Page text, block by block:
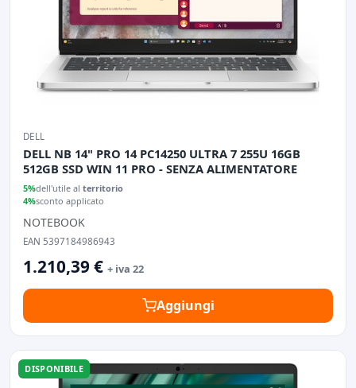
DELL
DELL NB 14" PRO 14 PC14250 ULTRA 7 255U 16GB
512GB SSD WIN 11 PRO - SENZA ALIMENTATORE
5%dell'utile al territorio
4%sconto applicato
NOTEBOOK
EAN 5397184986943
1.210,39 € + iva 22
Aggiungi
DISPONIBILE